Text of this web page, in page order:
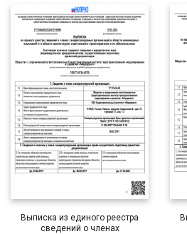
Выписка из единого реестра
сведений о членах